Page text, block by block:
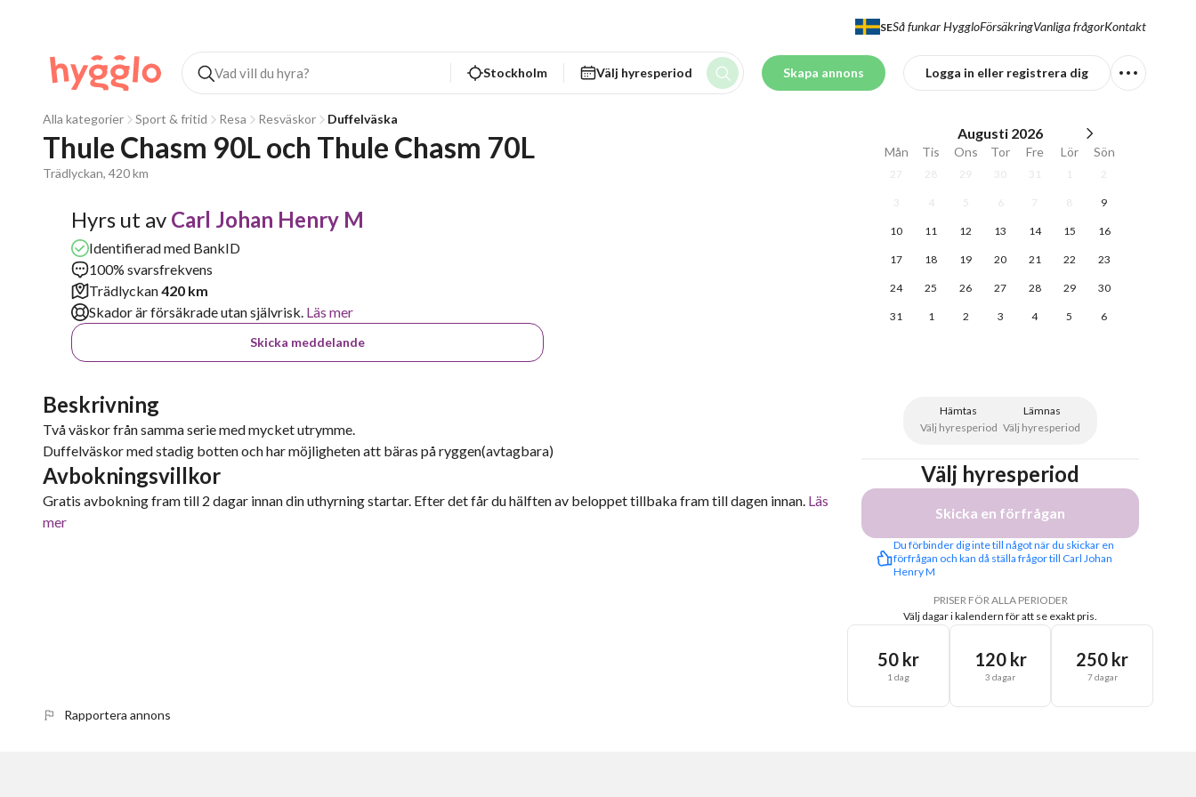
SESå funkar HyggloFörsäkringVanliga frågorKontakt
Stockholm Välj hyresperiod Skapa annons Logga in eller registrera dig
Alla kategorier Sport & fritid Resa Resväskor Duffelväska
Thule Chasm 90L och Thule Chasm 70L
Trädlyckan, 420 km
Hyrs ut av Carl Johan Henry M
Identifierad med BankID
100% svarsfrekvens
Trädlyckan420 km
Skador är försäkrade utan självrisk. Läs mer
Skicka meddelande
Beskrivning
Två väskor från samma serie med mycket utrymme.
Duffelväskor med stadig botten och har möjligheten att bäras på ryggen(avtagbara)
Avbokningsvillkor
Gratis avbokning fram till 2 dagar innan din uthyrning startar. Efter det får du hälften av beloppet tillbaka fram till dagen innan. Läs
mer
Augusti 2026
Mån Tis Ons Tor Fre Lör Sön
27 28 29 30 31 1 2
3 4 5 6 7 8 9
10 11 12 13 14 15 16
17 18 19 20 21 22 23
24 25 26 27 28 29 30
31 1 2 3 4 5 6
Hämtas
Välj hyresperiod
Lämnas
Välj hyresperiod
Välj hyresperiod
Skicka en förfrågan
Du förbinder dig inte till något när du skickar en
förfrågan och kan då ställa frågor till Carl Johan
Henry M
PRISER FÖR ALLA PERIODER
Välj dagar i kalendern för att se exakt pris.
50 kr
1 dag
120 kr
3 dagar
250 kr
7 dagar
Rapportera annons